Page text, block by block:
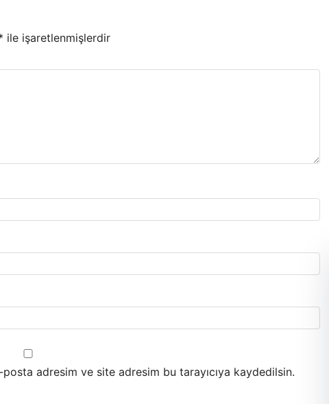
ile işaretlenmişlerdir
adresim ve site adresim bu tarayıcıya kaydedilsin.